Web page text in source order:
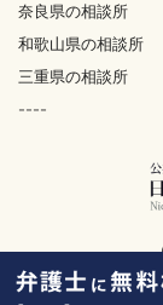
奈良県の相談所
和歌山県の相談所
三重県の相談所
----